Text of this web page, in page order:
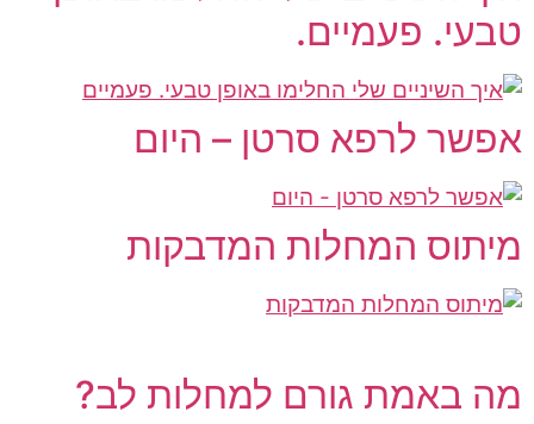
טבעי. פעמיים.
אפשר לרפא סרטן – היום
מיתוס המחלות המדבקות
מה באמת גורם למחלות לב?